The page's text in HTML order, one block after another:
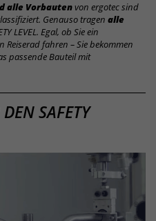
alle Vorbautenvon ergotec sind
Genauso tragen alle
LEVEL. Egal, ob Sie ein
fahren – Sie bekommen
passende Bauteil mit
SAFETY